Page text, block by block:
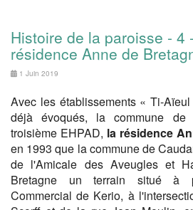
Histoire de la paroisse - 4
résidence Anne de
1 Juin 2019
Avec les établissements « Ti-
déjà évoqués, la commune de
troisième EHPAD, la résidence
en 1993 que la commune de
de l'Amicale des Aveugles et
Bretagne un terrain situé à
Commercial de Kerio, à